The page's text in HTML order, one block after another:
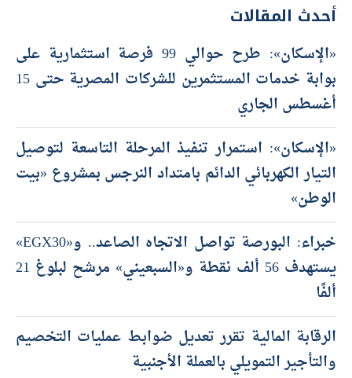
أحدث المقالات
«الإسكان»: طرح حوالي 99 فرصة استثمارية على
بوابة خدمات المستثمرين للشركات المصرية حتى 15
أغسطس الجاري
«الإسكان»: استمرار تنفيذ المرحلة التاسعة لتوصيل
التيار الكهربائي الدائم بامتداد النرجس بمشروع «بيت
الوطن»
خبراء: البورصة تواصل الاتجاه الصاعد.. و«EGX30»
يستهدف 56 ألف نقطة و«السبعيني» مرشح لبلوغ 21
ألفًا
الرقابة المالية تقرر تعديل ضوابط عمليات التخصيم
والتأجير التمويلي بالعملة الأجنبية